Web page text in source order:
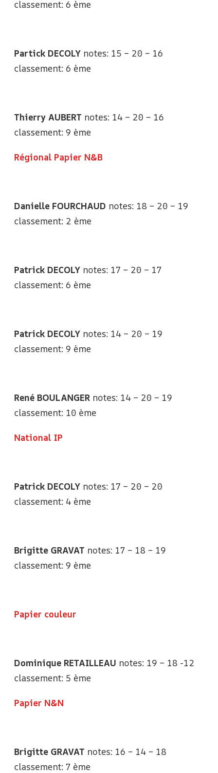
classement: 6 ème
Partick DECOLY notes: 15 – 20 – 16
classement: 6 ème
Thierry AUBERT notes: 14 – 20 – 16
classement: 9 ème
Régional Papier N&B
Danielle FOURCHAUD notes: 18 – 20 – 19
classement: 2 ème
Patrick DECOLY notes: 17 – 20 – 17
classement: 6 ème
Patrick DECOLY notes: 14 – 20 – 19
classement: 9 ème
René BOULANGER notes: 14 – 20 – 19
classement: 10 ème
National IP
Patrick DECOLY notes: 17 – 20 – 20
classement: 4 ème
Brigitte GRAVAT notes: 17 – 18 – 19
classement: 9 ème
Papier couleur
Dominique RETAILLEAU notes: 19 – 18 -12
classement: 5 ème
Papier N&N
Brigitte GRAVAT notes: 16 – 14 – 18
classement: 7 ème